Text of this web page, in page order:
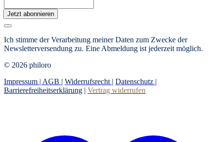
Jetzt abonnieren
Ich stimme der Verarbeitung meiner Daten zum Zwecke der
Newsletterversendung zu. Eine Abmeldung ist jederzeit möglich.
© 2026 philoro
Impressum | AGB | Widerrufsrecht | Datenschutz |
Barrierefreiheitserklärung | Vertrag widerrufen